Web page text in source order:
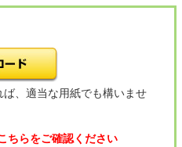
、適当な用紙でも構いませ
ちらをご確認ください